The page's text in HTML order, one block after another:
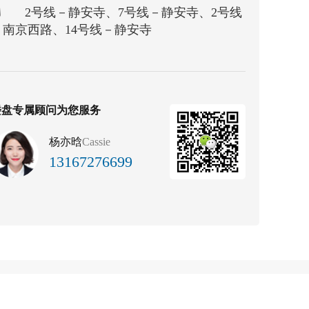
2号线－静安寺、7号线－静安寺、2号线
京西路、14号线－静安寺
专属顾问为您服务
杨亦晗Cassie
13167276699